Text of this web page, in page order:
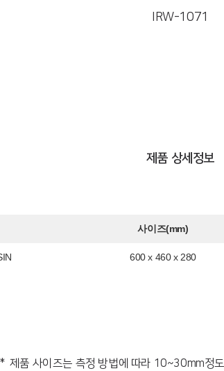
IRW-1071
제품 상세정보
사이즈(mm)
600 x 460 x 280
* 제품 사이즈는 측정 방법에 따라 10~30mm정